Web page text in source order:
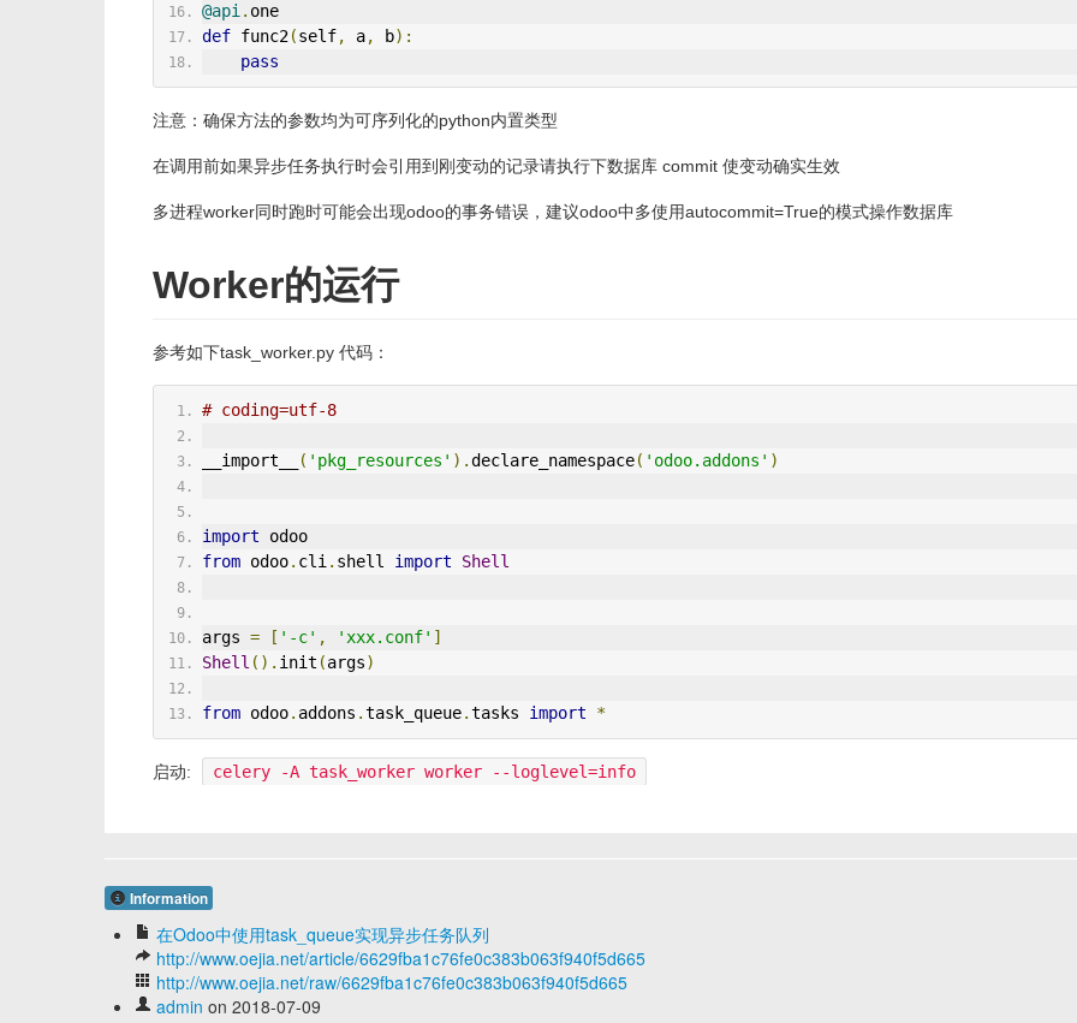
@api . one
def func2(self, a, b):
pass
注意：确保方法的参数均为可序列化的python内置类型
在调用前如果异步任务执行时会引用到刚变动的记录请执行下数据库 commit 使变动确实生效
多进程worker同时跑时可能会出现odoo的事务错误，建议odoo中多使用autocommit=True的模式操作数据库
Worker的运行
参考如下task_worker.py 代码：
# coding=utf-8
__import__ ( 'pkg_resources' ).declare_namespace( 'odoo.addons' )
import odoo
from odoo. cli . shell import Shell
args = [ '-c' , 'xxx.conf' ]
Shell (). init (args)
from odoo. addons .task_queue.tasks import *
启动: celery -A task_worker worker --loglevel=info
Information
在Odoo中使用task_queue实现异步任务队列
http://www.oejia.net/article/6629fba1c76fe0c383b063f940f5d665
http://www.oejia.net/raw/6629fba1c76fe0c383b063f940f5d665
admin on 2018-07-09